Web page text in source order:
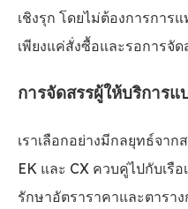
เชิงรุก โดยไม่ต้องการกา
เพียงแค่สั่งซื้อและรอการ
การจัดสรรผู้ให้บริการ
เราเลือกอย่างมีกลยุทธ์จาก
EK และ CX ควบคู่ไปกับเรื
รักษาอัตราราคาและตารา